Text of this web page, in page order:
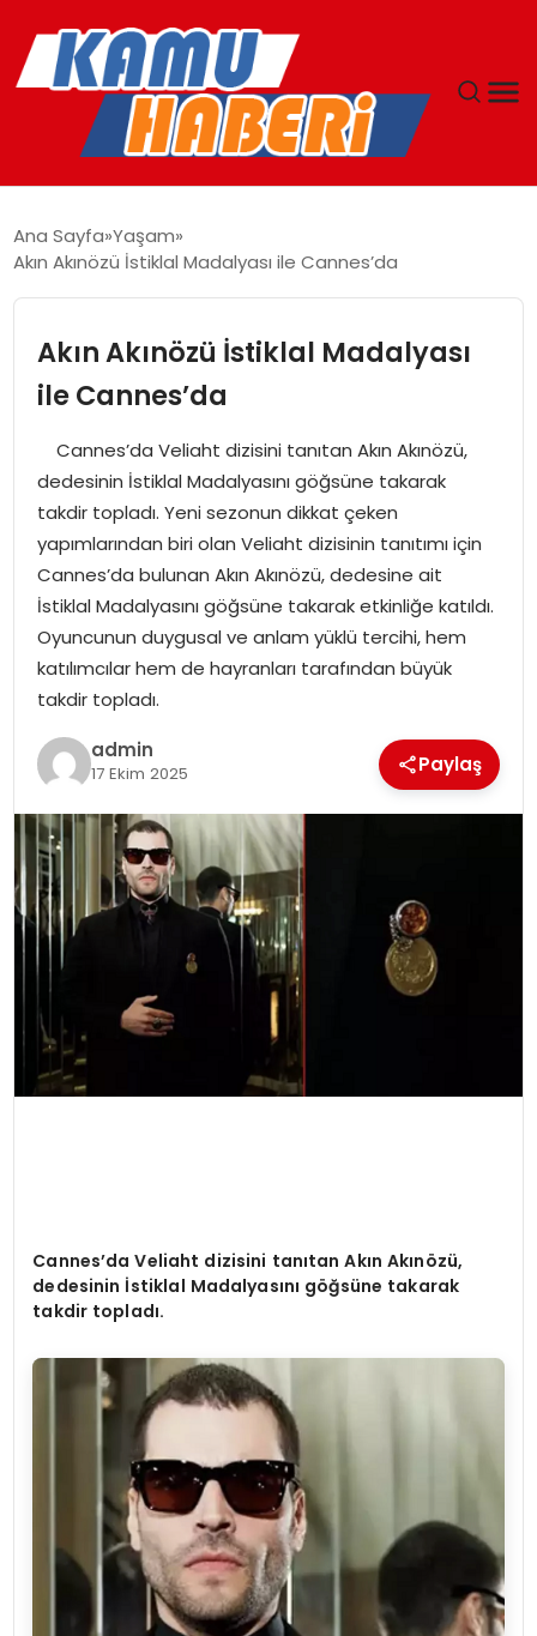
GÜNCEL
MAGAZIN
EKONOMI
SPOR
TEKNOLOJI
EĞITIM
GENEL
Ana Sayfa Yaşam
Akın Akınözü İstiklal Madalyası ile Cannes’da
Akın Akınözü İstiklal Madalyası
ile Cannes’da
Cannes’da Veliaht dizisini tanıtan Akın Akınözü,
dedesinin İstiklal Madalyasını göğsüne takarak
takdir topladı. Yeni sezonun dikkat çeken
yapımlarından biri olan Veliaht dizisinin tanıtımı için
Cannes’da bulunan Akın Akınözü, dedesine ait
İstiklal Madalyasını göğsüne takarak etkinliğe katıldı.
Oyuncunun duygusal ve anlam yüklü tercihi, hem
katılımcılar hem de hayranları tarafından büyük
takdir topladı.
admin
17 Ekim 2025 Paylaş
Cannes’da Veliaht dizisini tanıtan Akın Akınözü,
dedesinin İstiklal Madalyasını göğsüne takarak
takdir topladı.